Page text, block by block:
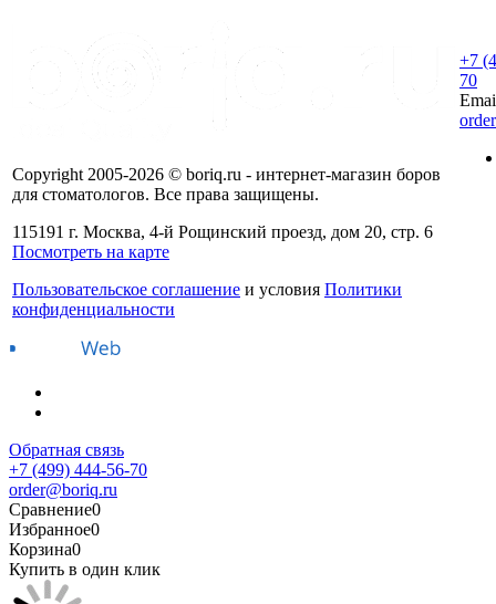
Copyright 2005-2026 © boriq.ru - интернет-магазин боров
для стоматологов. Все права защищены.
115191 г. Москва, 4-й Рощинский проезд, дом 20, стр. 6
Посмотреть на карте
Пользовательское соглашение и условия Политики
конфиденциальности
+7
70
Обратная связь
+7 (499) 444-56-70
order@boriq.ru
Сравнение0
Избранное0
Корзина0
Купить в один клик